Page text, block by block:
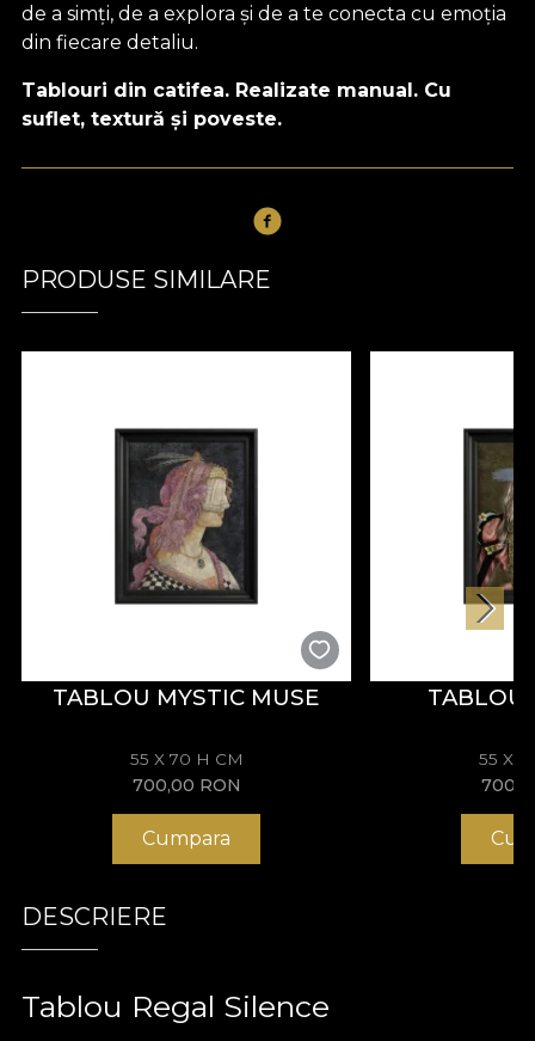
de a simți, de a explora și de a te conecta cu emoția
din fiecare detaliu.
Tablouri din catifea. Realizate manual. Cu
suflet, textură și poveste.
PRODUSE SIMILARE
TABLOU MYSTIC MUSE
55 X 70 H CM
700,00 RON
Cumpara
TABLOU
55 X
DESCRIERE
Tablou Regal Silence